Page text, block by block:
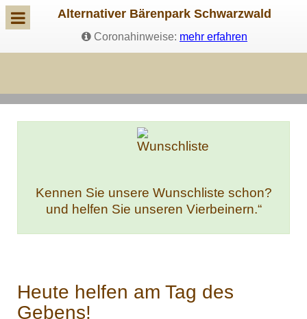
Alternativer Bärenpark Schwarzwald
Coronahinweise: mehr erfahren
Kennen Sie unsere Wunschliste schon?
und helfen Sie unseren Vierbeinern.“
Heute helfen am Tag des
Gebens!